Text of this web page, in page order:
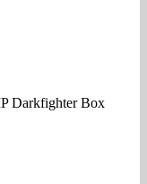
Darkfighter Box